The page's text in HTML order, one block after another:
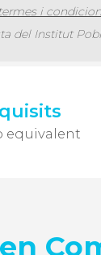
termes i
del Institut
equivalent